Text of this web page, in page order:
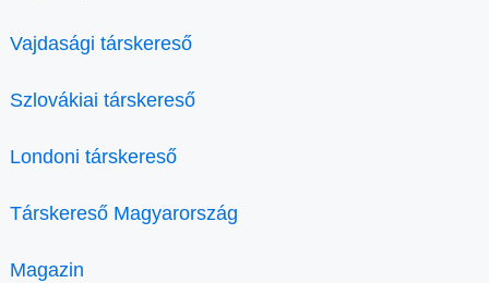
Vajdasági társkereső
Szlovákiai társkereső
Londoni társkereső
Társkereső Magyarország
Magazin